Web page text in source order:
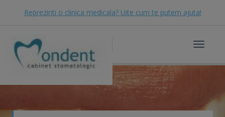
Reprezinti o clinica medicala? Uite cum te putem ajuta!
Toggle